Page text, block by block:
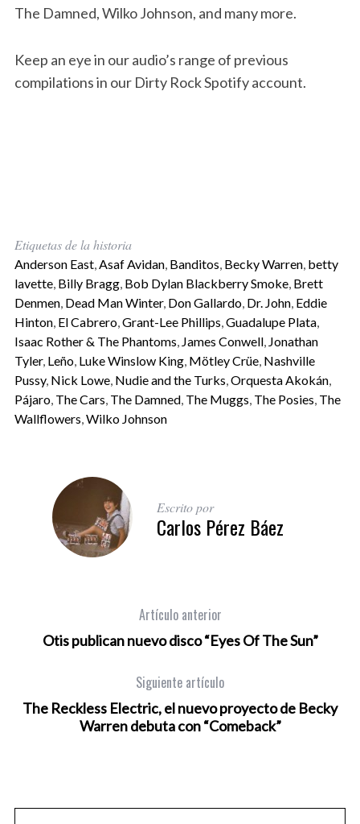
The Damned, Wilko Johnson, and many more.
Keep an eye in our audio’s range of previous
compilations in our Dirty Rock Spotify account.
Etiquetas de la historia
Anderson East, Asaf Avidan, Banditos Becky Warren, betty
lavette, Billy Bragg, Bob Dylan Blackberry Smoke, Brett
Denmen, Dead Man Winter, Don Gallardo, Dr. John, Eddie
Hinton, El Cabrero, Grant-Lee Phillips Guadalupe Plata,
Isaac Rother & The Phantoms James Conwell, Jonathan
Tyler, Leño, Luke Winslow King, Mötley Crüe, Nashville
Pussy, Nick Lowe, Nudie and the Turks Orquesta Akokán,
Pájaro, The Cars The Damned, The Muggs The Posies The
Wallflowers Wilko Johnson
Escrito por
Carlos Pérez Báez
Artículo anterior
Otis publican nuevo disco “Eyes Of The Sun”
Siguiente artículo
The Reckless Electric, el nuevo proyecto de Becky
Warren debuta con “Comeback”